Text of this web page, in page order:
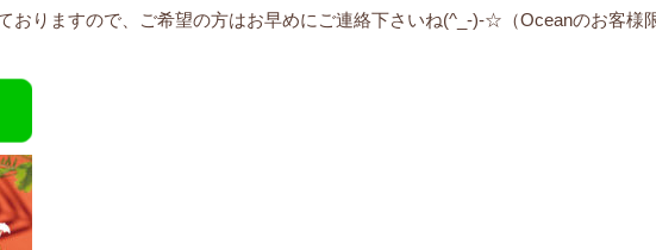
おりますので、ご希望の方はお早めにご連絡下さいね(^_-)-☆（Oceanのお客様